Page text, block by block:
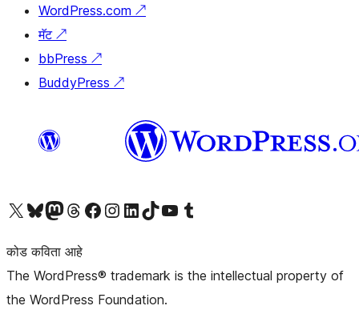
WordPress.com ↗
मॅट ↗
bbPress ↗
BuddyPress ↗
आमच्या X (एक्स) (पूर्वीचे ट्विटर) खात्याला भेट द्या आमच्या ब्लूस्की खात्याला भेट द्या.आमच्या Mastodon खात्याला भेट द्या.आमच्या थ्रेड्स खात्याला भेट द्या. आमच्या फेसबुक पेजला भेट द्या आमच्या इंस्टाग्राम खात्याला भेट द्या आमच्या लिंक्डइन खात्याला भेट द्या आमच्या टिकटॉक अकाउंटला भेट द्या.आमच्या यूट्यूब चॅनेलला भेट द्या आमच्या टंबलर खात्याला भेट द्या.
कोड कविता आहे
The WordPress® trademark is the intellectual property of
the WordPress Foundation.